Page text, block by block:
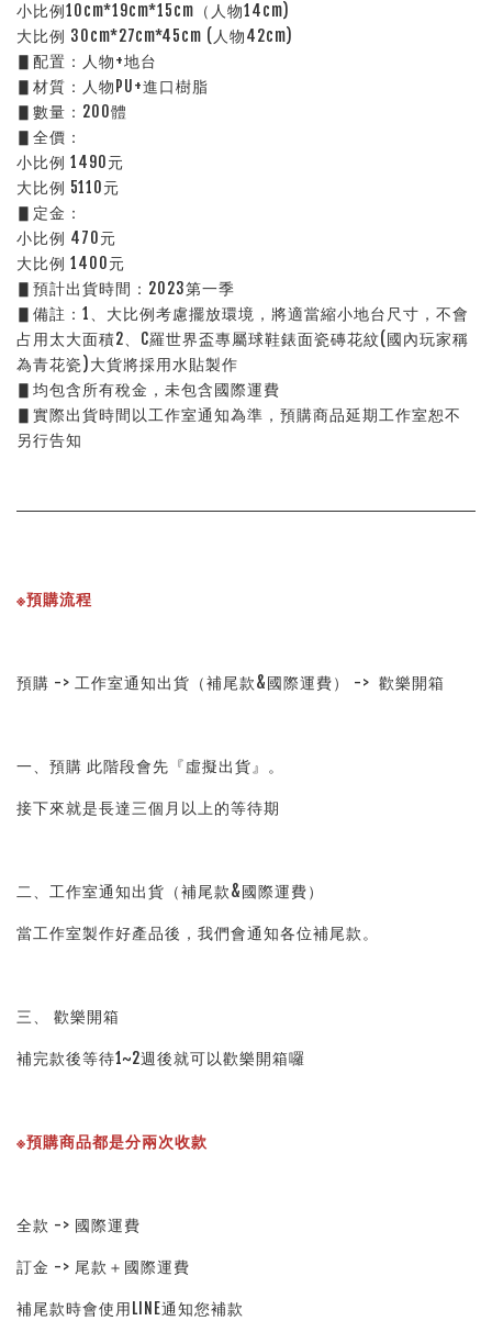
小比例10cm*19cm*15cm（人物14cm)
大比例 30cm*27cm*45cm (人物42cm)
▋配置：人物+地台
▋材質：人物PU+進口樹脂
▋數量：200體
▋全價：
小比例 1490元
大比例 5110元
▋定金：
小比例 470元
大比例 1400元
▋預計出貨時間：2023第一季
▋備註：1、大比例考慮擺放環境，將適當縮小地台尺寸，不會
占用太大面積2、C羅世界盃專屬球鞋錶面瓷磚花紋(國內玩家稱
為青花瓷)大貨將採用水貼製作
▋均包含所有稅金，未包含國際運費
▋實際出貨時間以工作室通知為準，預購商品延期工作室恕不
另行告知
※預購流程
預購 -> 工作室通知出貨（補尾款&國際運費） ->  歡樂開箱
一、預購 此階段會先『虛擬出貨』。
接下來就是長達三個月以上的等待期
二、工作室通知出貨（補尾款&國際運費）
當工作室製作好產品後，我們會通知各位補尾款。
三、 歡樂開箱
補完款後等待1~2週後就可以歡樂開箱囉
※預購商品都是分兩次收款
全款 -> 國際運費
訂金 -> 尾款＋國際運費
補尾款時會使用LINE通知您補款